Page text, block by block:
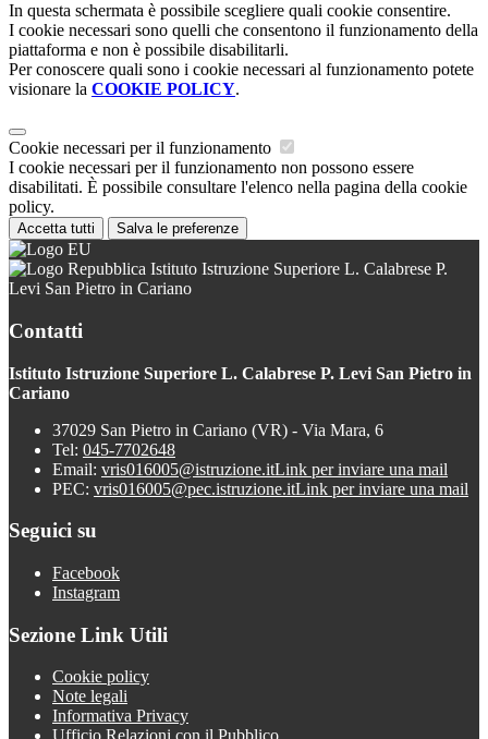
In questa schermata è possibile scegliere quali cookie consentire.
I cookie necessari sono quelli che consentono il funzionamento della
piattaforma e non è possibile disabilitarli.
Per conoscere quali sono i cookie necessari al funzionamento potete
visionare la COOKIE POLICY.
Cookie necessari per il funzionamento
I cookie necessari per il funzionamento non possono essere
disabilitati. È possibile consultare l'elenco nella pagina della cookie
policy.
Accetta tutti Salva le preferenze
Istituto Istruzione Superiore L. Calabrese P.
Levi San Pietro in Cariano
Contatti
Istituto Istruzione Superiore L. Calabrese P. Levi San Pietro in
Cariano
37029 San Pietro in Cariano (VR) - Via Mara, 6
Tel: 045-7702648
Email: vris016005@istruzione.itLink per inviare una mail
PEC: vris016005@pec.istruzione.itLink per inviare una mail
Seguici su
Facebook
Instagram
Sezione Link Utili
Cookie policy
Note legali
Informativa Privacy